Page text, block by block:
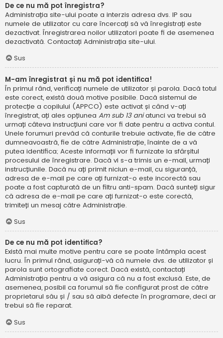
De ce nu mă pot înregistra?
Administrația site-ului poate a interzis adresa dvs. IP sau
numele de utilizator cu care încercați să vă înregistrați este
dezactivat. Înregistrarea noilor utilizatori poate fi de asemenea
dezactivată. Contactați Administrația site-ului.
Sus
M-am înregistrat și nu mă pot identifica!
În primul rând, verificați numele de utilizator și parola. Dacă totul
este corect, există două motive posibile. Dacă sistemul de
protecție a copilului (APPCO) este activat și când v-ați
înregistrat, ați ales opțiunea Am sub 13 aniatunci va trebui să
urmați câteva instrucțiuni care vor fi date pentru a activa contul.
Unele forumuri prevăd că conturile trebuie activate, fie de către
dumneavoastră, fie de către Administrație, înainte de a vă
putea identifica; Aceste informații vor fi furnizate la sfârșitul
procesului de înregistrare. Dacă vi s-a trimis un e-mail, urmați
instrucțiunile. Dacă nu ați primit niciun e-mail, cu siguranță,
adresa de e-mail pe care ați furnizat-o este incorectă sau
poate a fost capturată de un filtru anti-spam. Dacă sunteți sigur
că adresa de e-mail pe care ați furnizat-o este corectă,
trimiteți un mesaj către Administrație.
Sus
De ce nu mă pot identifica?
Există mai multe motive pentru care se poate întâmpla acest
lucru. În primul rând, asigurați-vă că numele dvs. de utilizator și
parola sunt ortografiate corect. Dacă există, contactați
Administrația pentru a vă asigura că nu a fost exclusă. Este, de
asemenea, posibil ca forumul să fie configurat prost de către
proprietarul său și / sau să aibă defecte în programare, deci ar
trebui să fie reparat.
Sus